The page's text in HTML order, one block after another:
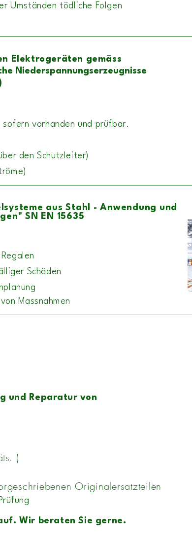
Umständen tödliche Folgen
Elektrogeräten gemäss
Niederspannungserzeugnisse
vorhanden und prüfbar.
den Schutzleiter)
aus Stahl - Anwendung und
SN EN 15635
Schäden
Massnahmen
und Reparatur von
(
Originalersatzteilen
Wir beraten Sie gerne.